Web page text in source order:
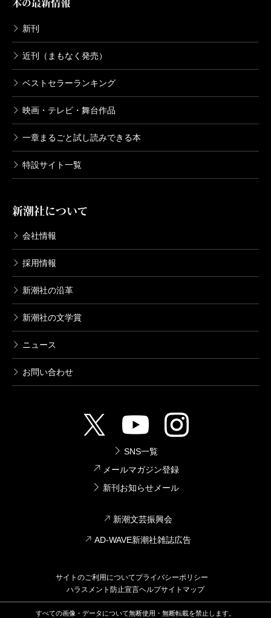
新刊
近刊（まもなく発売）
ベストセラーランキング
映画・テレビ・舞台作品
一章まるごと試し読みできる本
特設サイト一覧
新潮社について
会社情報
採用情報
新潮社の沿革
新潮社の文学賞
ニュース
お問い合わせ
SNS一覧
メールマガジン登録
新刊お知らせメール
新潮文芸振興会
AD-WAVE新潮社雑誌広告
サイトのご利用についてプライバシーポリシー
ハラスメント防止宣言ヘルプサイトマップ
すべての画像・データについて無断使用・無断転載を禁止します。